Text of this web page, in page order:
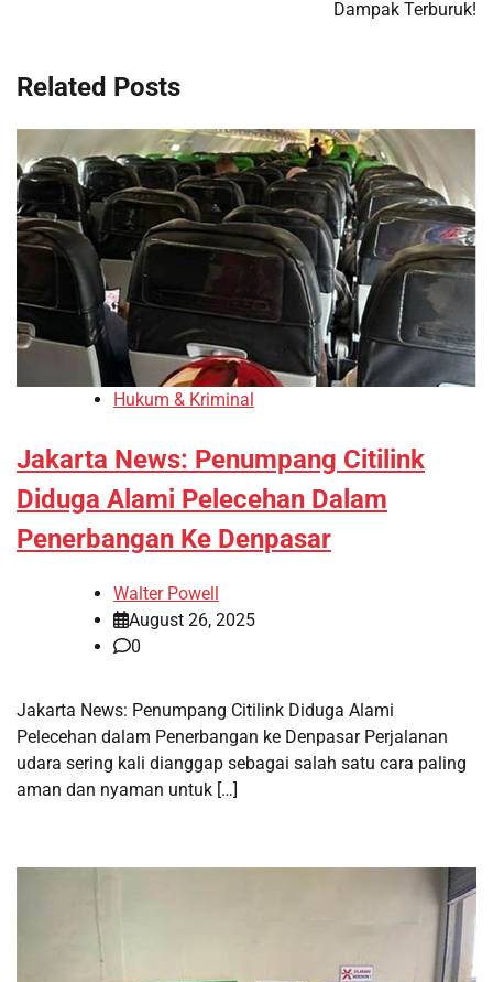
Dampak Terburuk!
Related Posts
Hukum & Kriminal
Jakarta News: Penumpang Citilink
Diduga Alami Pelecehan Dalam
Penerbangan Ke Denpasar
Walter Powell
August 26, 2025
0
Jakarta News: Penumpang Citilink Diduga Alami
Pelecehan dalam Penerbangan ke Denpasar Perjalanan
udara sering kali dianggap sebagai salah satu cara paling
aman dan nyaman untuk […]